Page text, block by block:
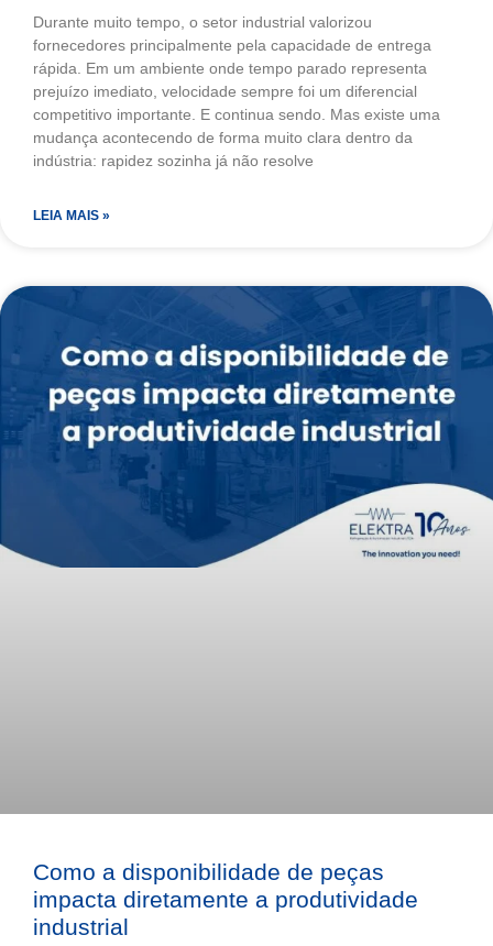
Durante muito tempo, o setor industrial valorizou
fornecedores principalmente pela capacidade de entrega
rápida. Em um ambiente onde tempo parado representa
prejuízo imediato, velocidade sempre foi um diferencial
competitivo importante. E continua sendo. Mas existe uma
mudança acontecendo de forma muito clara dentro da
indústria: rapidez sozinha já não resolve
LEIA MAIS »
Como a disponibilidade de peças
impacta diretamente a produtividade
industrial